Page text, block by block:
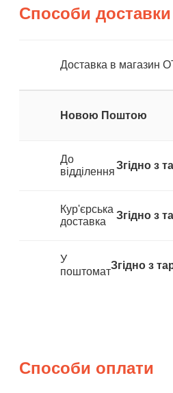
Способи доставки
Доставка в магазин
Новою Поштою
До
відділення
Згідно з
Кур'єрська
доставка
Згідно з
У
поштомат
Згідно з
Способи оплати